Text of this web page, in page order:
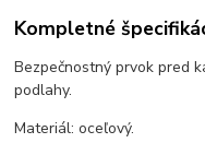
Kompletné
Bezpečnostný prvok pred
podlahy.
Materiál: oceľový.